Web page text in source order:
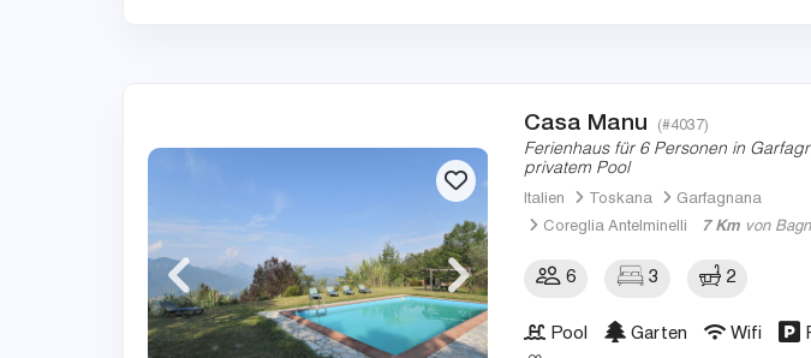
Casa Manu (#4037)
Ferienhaus für 6 Personen in
privatem Pool
Italien Toskana
Garfagnana
Coreglia Antelminelli
7 Km von
6 3 2
Pool Garten Wifi